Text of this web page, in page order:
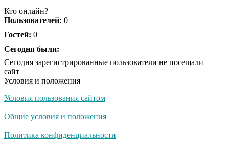
Ржу не переставая, это
не раз
Скрытая камера на
люди вытворяют, когда
Кто онлайн?
Пользователей: 0
Гостей: 0
Сегодня были:
Сегодня зарегистрированные пользователи не посещали
сайт
Условия и положения
Условия пользования сайтом
Общие условия и положения
Политика конфиденциальности